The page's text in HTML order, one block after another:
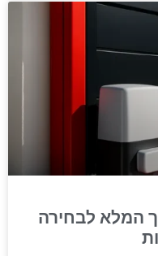
המלא לבחירה